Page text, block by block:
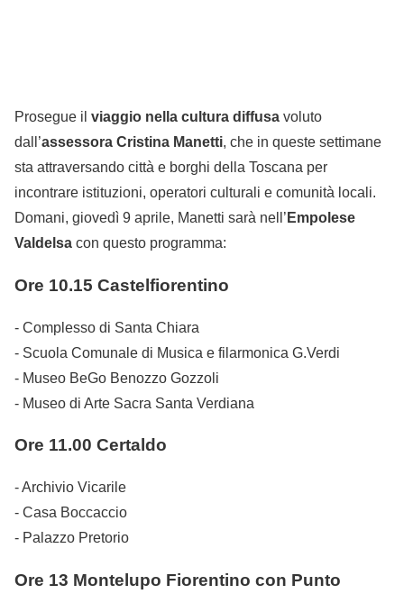
Prosegue il viaggio nella cultura diffusa voluto
dall’assessora Cristina Manetti, che in queste settimane
sta attraversando città e borghi della Toscana per
incontrare istituzioni, operatori culturali e comunità locali.
Domani, giovedì 9 aprile, Manetti sarà nell’ Empolese
Valdelsa con questo programma:
Ore 10.15 Castelfiorentino
- Complesso di Santa Chiara
- Scuola Comunale di Musica e filarmonica G.Verdi
- Museo BeGo Benozzo Gozzoli
- Museo di Arte Sacra Santa Verdiana
Ore 11.00 Certaldo
- Archivio Vicarile
- Casa Boccaccio
- Palazzo Pretorio
Ore 13 Montelupo Fiorentino con Punto